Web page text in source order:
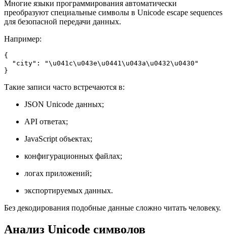
Многие языки программирования автоматически
преобразуют специальные символы в Unicode escape sequences
для безопасной передачи данных.
Например:
{
  "city": "\u041c\u043e\u0441\u043a\u0432\u0430"
}
Такие записи часто встречаются в:
JSON Unicode данных;
API ответах;
JavaScript объектах;
конфигурационных файлах;
логах приложений;
экспортируемых данных.
Без декодирования подобные данные сложно читать человеку.
Анализ Unicode символов